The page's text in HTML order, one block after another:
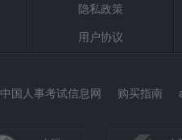
隐私政策
用户协议
中国人事考试信息网 购买指南